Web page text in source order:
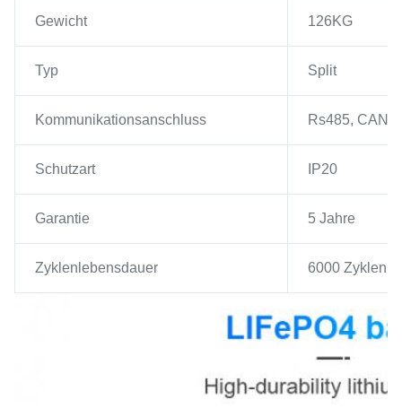
Gewicht 126KG
Typ Split
Kommunikationsanschluss Rs485, CAN
Schutzart IP20
Garantie 5 Jahre
Zyklenlebensdauer 6000 Zyklen